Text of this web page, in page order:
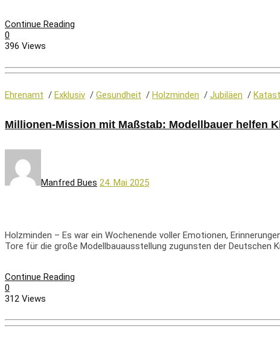
Continue Reading
0
396 Views
Ehrenamt / Exklusiv / Gesundheit / Holzminden / Jubiläen /
Millionen-Mission mit Maßstab: Modellbauer helfen
Manfred Bues 24. Mai 2025
Holzminden – Es war ein Wochenende voller Emotionen,
Tore für die große Modellbauausstellung zugunsten der Deutschen
Continue Reading
0
312 Views